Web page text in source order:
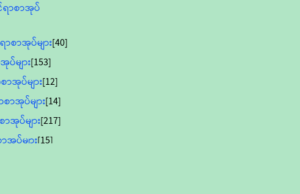
ာစာအုပ်
ာအုပ်များ[40]
များ[153]
အုပ်များ[12]
အုပ်များ[14]
အုပ်များ[217]
ပ်များ[15]